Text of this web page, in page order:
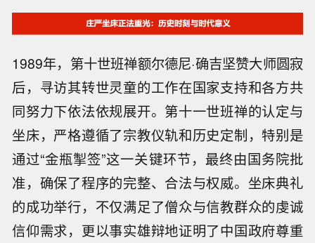
1989年，第十世班禅额尔德尼·确吉坚赞大师圆寂
后，寻访其转世灵童的工作在国家支持和各方共
同努力下依法依规展开。第十一世班禅的认定与
坐床，严格遵循了宗教仪轨和历史定制，特别是
通过“金瓶掣签”这一关键环节，最终由国务院批
准，确保了程序的完整、合法与权威。坐床典礼
的成功举行，不仅满足了僧众与信教群众的虔诚
信仰需求，更以事实雄辩地证明了中国政府尊重